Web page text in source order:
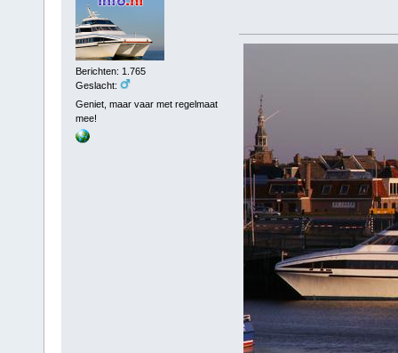
Berichten: 1.765
Geslacht:
Geniet, maar vaar met regelmaat
mee!